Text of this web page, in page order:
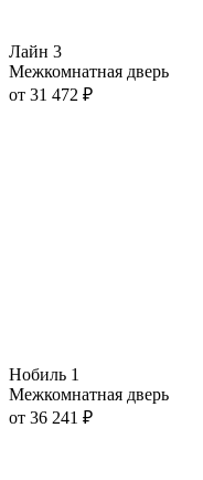
Лайн 3
Межкомнатная дверь
от 31 472 ₽
Нобиль 1
Межкомнатная дверь
от 36 241 ₽